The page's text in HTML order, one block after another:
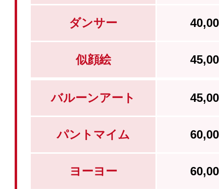
ダンサー
似顔絵
バルーンアート
パントマイム
ヨーヨー